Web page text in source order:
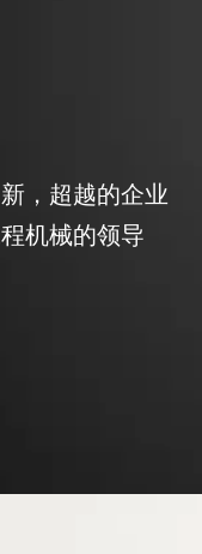
，超越的企业
机械的领导